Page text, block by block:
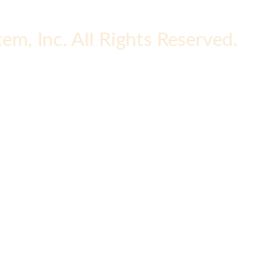
Inc. All Rights Reserved.